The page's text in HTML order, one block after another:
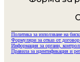
Политика за използване на
Формуляри за отказ от
Информация за органи,
Правила за идентификация и